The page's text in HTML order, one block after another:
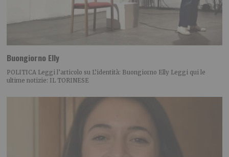
Buongiorno Elly
POLITICA Leggi l’articolo su L’identità: Buongiorno Elly Leggi qui le
ultime notizie: IL TORINESE